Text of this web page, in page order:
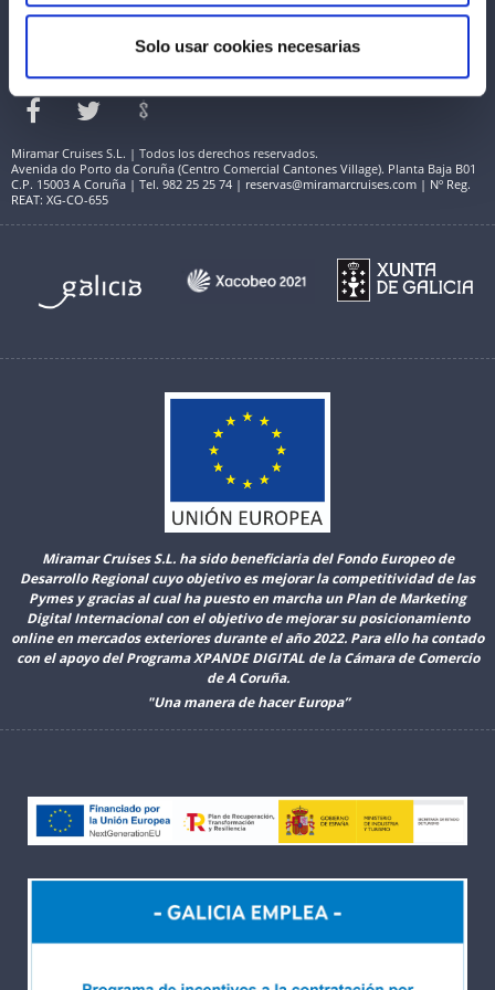
Solo usar cookies necesarias
Miramar Cruises S.L. | Todos los derechos reservados.
Avenida do Porto da Coruña (Centro Comercial Cantones Village). Planta Baja B01
C.P. 15003 A Coruña | Tel. 982 25 25 74 | reservas@miramarcruises.com | Nº Reg.
REAT: XG-CO-655
Miramar Cruises S.L. ha sido beneficiaria del Fondo Europeo de
Desarrollo Regional cuyo objetivo es mejorar la competitividad de las
Pymes y gracias al cual ha puesto en marcha un Plan de Marketing
Digital Internacional con el objetivo de mejorar su posicionamiento
online en mercados exteriores durante el año 2022. Para ello ha contado
con el apoyo del Programa XPANDE DIGITAL de la Cámara de Comercio
de A Coruña.
"Una manera de hacer Europa”